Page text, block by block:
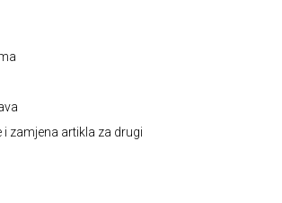
i zamjena artikla za drugi